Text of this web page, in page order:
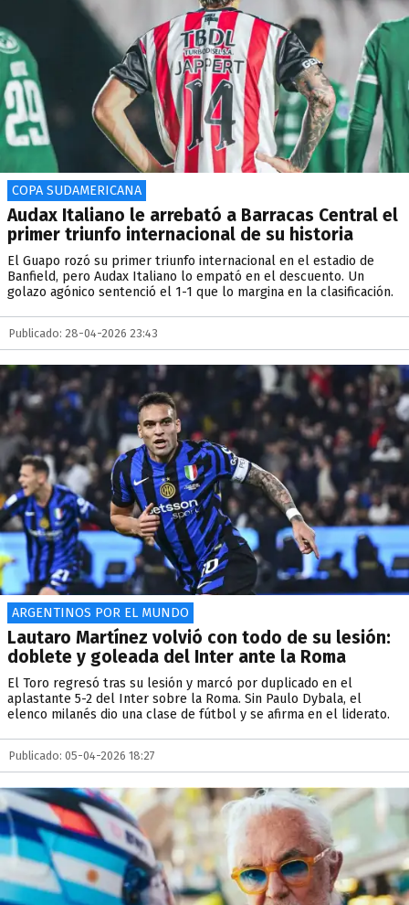
COPA SUDAMERICANA
Audax Italiano le arrebató a Barracas Central el
primer triunfo internacional de su historia
El Guapo rozó su primer triunfo internacional en el estadio de
Banfield, pero Audax Italiano lo empató en el descuento. Un
golazo agónico sentenció el 1-1 que lo margina en la clasificación.
Publicado: 28-04-2026 23:43
ARGENTINOS POR EL MUNDO
Lautaro Martínez volvió con todo de su lesión:
doblete y goleada del Inter ante la Roma
El Toro regresó tras su lesión y marcó por duplicado en el
aplastante 5-2 del Inter sobre la Roma. Sin Paulo Dybala, el
elenco milanés dio una clase de fútbol y se afirma en el liderato.
Publicado: 05-04-2026 18:27